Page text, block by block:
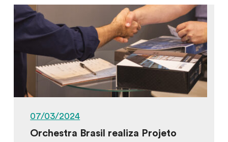
07/03/2024
Orchestra Brasil realiza Projeto